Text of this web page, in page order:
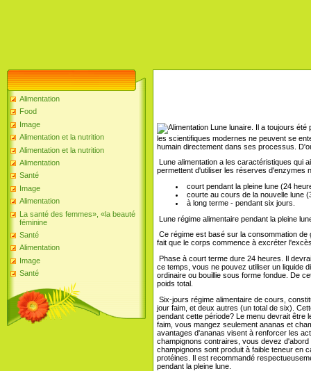
Alimentation
Food
Image
Alimentation et la nutrition
Alimentation et la nutrition
Alimentation
Santé
Image
Alimentation
La santé des femmes», «la beauté
féminine
Santé
Alimentation
Image
Santé
Il a toujours été
les scientifiques modernes ne peuvent se
humain directement dans ses processus.
Lune alimentation a les caractéristiques qui
permettent d'utiliser les réserves d'enzymes
court pendant la pleine lune (24
courte au cours de la nouvelle lune
à long terme - pendant six jours.
Lune régime alimentaire pendant la pleine
Ce régime est basé sur la consommation
fait que le corps commence à excréter
Phase à court terme dure 24 heures. Il
ce temps, vous ne pouvez utiliser un liquide
ordinaire ou bouillie sous forme fondue. De
poids total.
Six-jours régime alimentaire de cours,
jour faim, et deux autres (un total de six).
pendant cette période? Le menu devrait
faim, vous mangez seulement ananas et
avantages d'ananas visent à renforcer les
champignons contraires, vous devez
champignons sont produit à faible teneur en
protéines. Il est recommandé
pendant la pleine lune.